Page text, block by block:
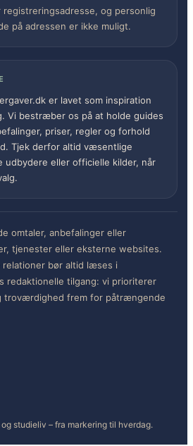
og personlig
på adressen er ikke muligt.
er lavet som inspiration
Vi bestræber os på at holde guides
priser, regler og forhold
Tjek derfor altid væsentlige
udbydere eller officielle kilder, når
omtaler, anbefalinger eller
tjenester eller eksterne websites.
relationer bør altid læses i
redaktionelle tilgang: vi prioriterer
troværdighed frem for påtrængende
studieliv – fra markering til hverdag.